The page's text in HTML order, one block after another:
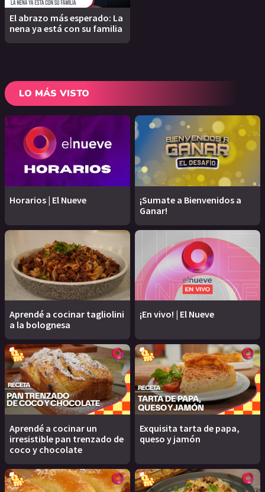
El abrazo más esperado: La
nena ya está con su familia
LO MÁS VISTO
Horarios | El Nueve
¡Sumate a Bienvenidos a
Ganar!
Aprendé a cocinar tagliolini
a la bolognesa
¡En vivo! | El Nueve
Aprendé a cocinar un
irresistible pan trenzado de
coco y chocolate
Exquisita tarta de papa,
queso y jamón